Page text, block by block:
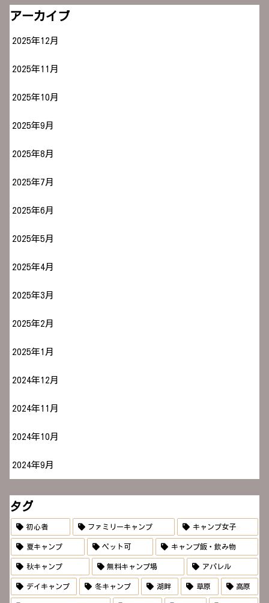
アーカイブ
2025年12月
2025年11月
2025年10月
2025年9月
2025年8月
2025年7月
2025年6月
2025年5月
2025年4月
2025年3月
2025年2月
2025年1月
2024年12月
2024年11月
2024年10月
2024年9月
タグ
初心者 ファミリーキャンプ キャンプ女子
夏キャンプ ペット可 キャンプ飯・飲み物
秋キャンプ 無料キャンプ場 アパレル
デイキャンプ 冬キャンプ 湖畔 草原 高原